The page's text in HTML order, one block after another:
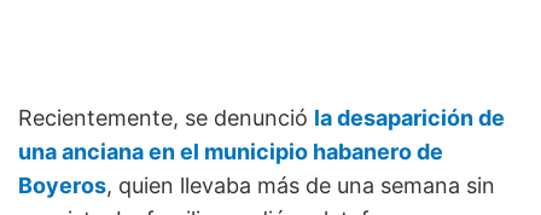
Recientemente, se denunció la desaparición de
una anciana en el municipio habanero de
Boyeros, quien llevaba más de una semana sin